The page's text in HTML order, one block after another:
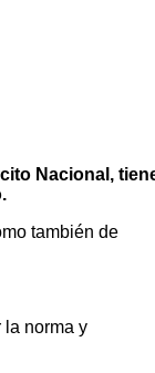
Nacional,
también de
la norma y